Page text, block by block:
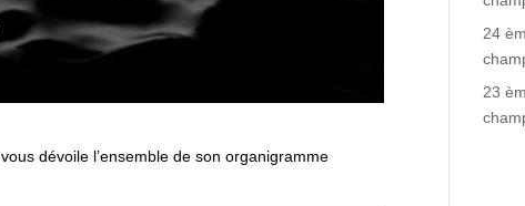
vous dévoile l’ensemble de son organigramme
24
23